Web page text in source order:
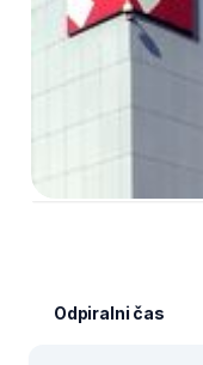
Odpiralni čas